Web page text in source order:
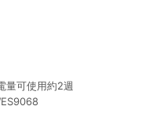
量可使用約2週